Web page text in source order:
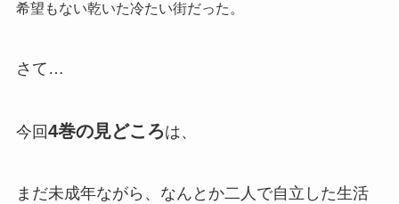
希望もない乾いた冷たい街だった。
さて…
今回4巻の見どころは、
まだ未成年ながら、なんとか二人で自立した生活